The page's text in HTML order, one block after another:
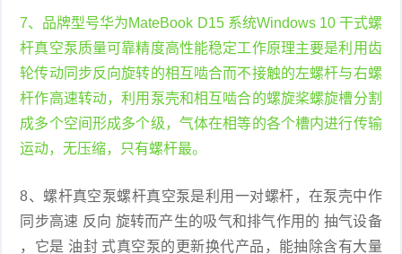
7、品牌型号华为MateBook D15 系统Windows 10 干式螺
杆真空泵质量可靠精度高性能稳定工作原理主要是利用齿
轮传动同步反向旋转的相互啮合而不接触的左螺杆与右螺
杆作高速转动，利用泵壳和相互啮合的螺旋桨螺旋槽分割
成多个空间形成多个级，气体在相等的各个槽内进行传输
运动，无压缩，只有螺杆最。
8、螺杆真空泵螺杆真空泵是利用一对螺杆，在泵壳中作
同步高速 反向 旋转而产生的吸气和排气作用的 抽气设备
，它是 油封 式真空泵的更新换代产品，能抽除含有大量